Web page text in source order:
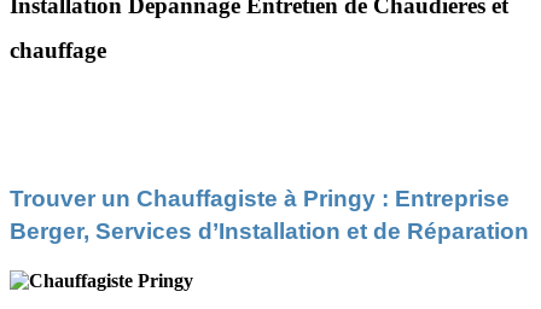
Installation Dépannage Entretien de Chaudières et
chauffage
Trouver un Chauffagiste à Pringy : Entreprise
Berger, Services d’Installation et de Réparation